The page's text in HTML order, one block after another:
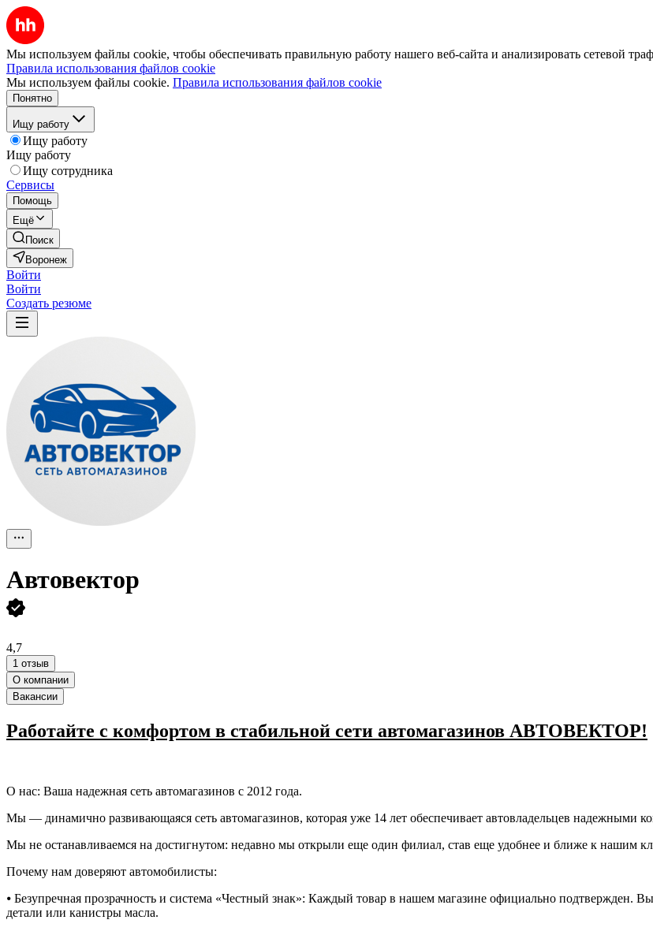
Мы используем файлы cookie, чтобы обеспечивать правильную работу нашего веб-сайта и анализировать сетевой
Правила использования файлов cookie
Мы используем файлы cookie. Правила использования файлов cookie
Понятно
Ищу работу
Ищу работу
Ищу работу
Ищу сотрудника
Сервисы
Помощь
Ещё
Поиск
Воронеж
Войти
Войти
Создать резюме
Автовектор
4,7
1 отзыв
О компании
Вакансии
Работайте с комфортом в стабильной сети автомагазинов АВТОВЕКТОР!
О нас: Ваша надежная сеть автомагазинов с 2012 года.
Мы — динамично развивающаяся сеть автомагазинов, которая уже 14 лет обеспечивает автовладельцев надежными
Мы не останавливаемся на достигнутом: недавно мы открыли еще один филиал, став еще удобнее и ближе к нашим
Почему нам доверяют автомобилисты:
⦁ Безупречная прозрачность и система «Честный знак»: Каждый товар в нашем магазине официально подтвержден.
детали или канистры масла.